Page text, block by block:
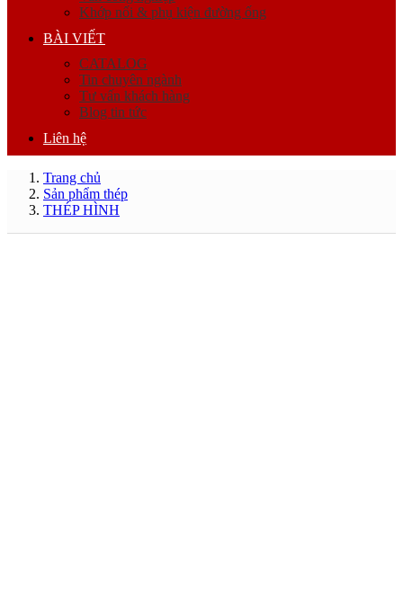
Khớp nối & phụ kiện đường ống
BÀI VIẾT
CATALOG
Tin chuyên ngành
Tư vấn khách hàng
Blog tin tức
Liên hệ
Trang chủ
Sản phẩm thép
THÉP HÌNH